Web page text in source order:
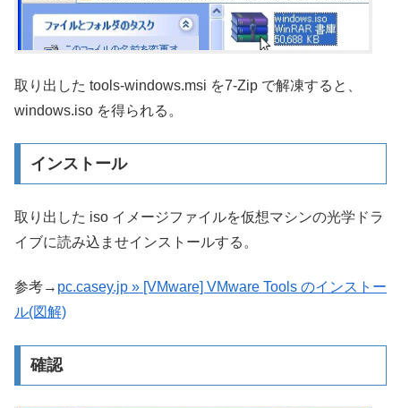
取り出した tools-windows.msi を7-Zip で解凍すると、
windows.iso を得られる。
インストール
取り出した iso イメージファイルを仮想マシンの光学ドラ
イブに読み込ませインストールする。
参考→ pc.casey.jp » [VMware] VMware Tools のインストー
ル(図解)
確認